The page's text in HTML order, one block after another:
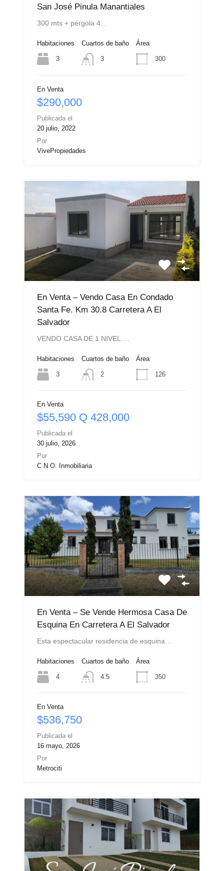
San José Pinula Manantiales
300 mts + pérgola 4…
Habitaciones
3
Cuartos de baño
3
Área
300
En Venta
$290,000
Publicada el
20 julio, 2022
Por
VivePropiedades
En Venta – Vendo Casa En Condado
Santa Fe. Km 30.8 Carretera A El
Salvador
VENDO CASA DE 1 NIVEL.…
Habitaciones
3
Cuartos de baño
2
Área
126
En Venta
$55,590 Q 428,000
Publicada el
30 julio, 2026
Por
C N O. Inmobiliaria
En Venta – Se Vende Hermosa Casa De
Esquina En Carretera A El Salvador
Esta espectacular residencia de esquina…
Habitaciones
4
Cuartos de baño
4.5
Área
350
En Venta
$536,750
Publicada el
16 mayo, 2026
Por
Metrociti